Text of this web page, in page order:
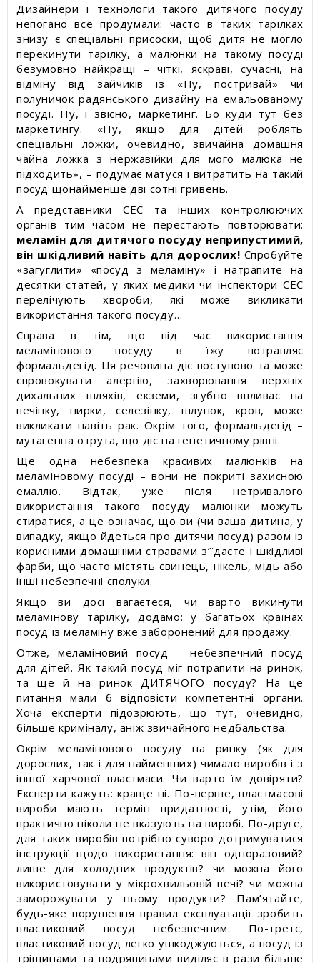
Дизайнери і технологи такого дитячого посуду
непогано все продумали: часто в таких тарілках
знизу є спеціальні присоски, щоб дитя не могло
перекинути тарілку, а малюнки на такому посуді
безумовно найкращі – чіткі, яскраві, сучасні, на
відміну від зайчиків із «Ну, постривай» чи
полуничок радянського дизайну на емальованому
посуді. Ну, і звісно, маркетинг. Бо куди тут без
маркетингу. «Ну, якщо для дітей роблять
спеціальні ложки, очевидно, звичайна домашня
чайна ложка з нержавійки для мого малюка не
підходить», – подумає матуся і витратить на такий
посуд щонайменше дві сотні гривень.
А представники СЕС та інших контролюючих
органів тим часом не перестають повторювати:
меламін для дитячого посуду неприпустимий,
він шкідливий навіть для дорослих! Спробуйте
«загуглити» «посуд з меламіну» і натрапите на
десятки статей, у яких медики чи інспектори СЕС
перелічують хвороби, які може викликати
використання такого посуду…
Справа в тім, що під час використання
меламінового посуду в їжу потрапляє
формальдегід. Ця речовина діє поступово та може
спровокувати алергію, захворювання верхніх
дихальних шляхів, екземи, згубно впливає на
печінку, нирки, селезінку, шлунок, кров, може
викликати навіть рак. Окрім того, формальдегід –
мутагенна отрута, що діє на генетичному рівні.
Ще одна небезпека красивих малюнків на
меламіновому посуді – вони не покриті захисною
емаллю. Відтак, уже після нетривалого
використання такого посуду малюнки можуть
стиратися, а це означає, що ви (чи ваша дитина, у
випадку, якщо йдеться про дитячи посуд) разом із
корисними домашніми стравами з’їдаєте і шкідливі
фарби, що часто містять свинець, нікель, мідь або
інші небезпечні сполуки.
Якщо ви досі вагаєтеся, чи варто викинути
меламінову тарілку, додамо: у багатьох країнах
посуд із меламіну вже заборонений для продажу.
Отже, меламіновий посуд – небезпечний посуд
для дітей. Як такий посуд міг потрапити на ринок,
та ще й на ринок ДИТЯЧОГО посуду? На це
питання мали б відповісти компетентні органи.
Хоча експерти підозрюють, що тут, очевидно,
більше криміналу, аніж звичайного недбальства.
Окрім меламінового посуду на ринку (як для
дорослих, так і для найменших) чимало виробів і з
іншої харчової пластмаси. Чи варто їм довіряти?
Експерти кажуть: краще ні. По-перше, пластмасові
вироби мають термін придатності, утім, його
практично ніколи не вказують на виробі. По-друге,
для таких виробів потрібно суворо дотримуватися
інструкції щодо використання: він одноразовий?
лише для холодних продуктів? чи можна його
використовувати у мікрохвильовій печі? чи можна
заморожувати у ньому продукти? Пам’ятайте,
будь-яке порушення правил експлуатації зробить
пластиковий посуд небезпечним. По-третє,
пластиковий посуд легко ушкоджуються, а посуд із
тріщинами та подряпинами виділяє в рази більше